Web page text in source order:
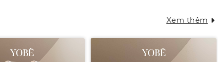
Xem thêm